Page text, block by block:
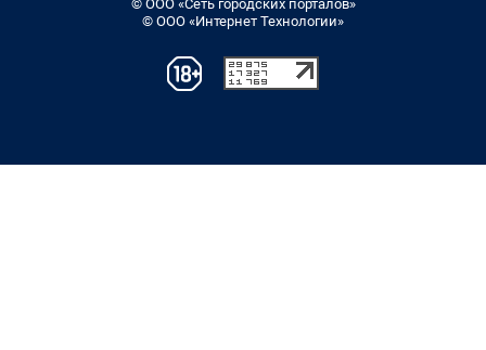
© ООО «Сеть городских порталов»
© ООО «Интернет Технологии»